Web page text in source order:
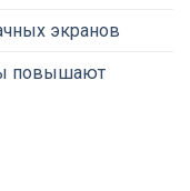
экранов
повышают